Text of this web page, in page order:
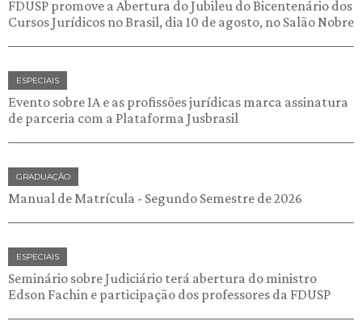
FDUSP promove a Abertura do Jubileu do Bicentenário dos
Cursos Jurídicos no Brasil, dia 10 de agosto, no Salão Nobre
ESPECIAIS
Evento sobre IA e as profissões jurídicas marca assinatura
de parceria com a Plataforma Jusbrasil
GRADUAÇÃO
Manual de Matrícula - Segundo Semestre de 2026
ESPECIAIS
Seminário sobre Judiciário terá abertura do ministro
Edson Fachin e participação dos professores da FDUSP